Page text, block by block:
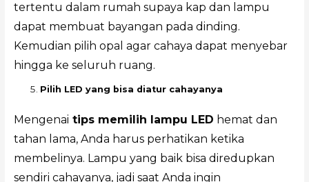
tertentu dalam rumah supaya kap dan lampu
dapat membuat bayangan pada dinding.
Kemudian pilih opal agar cahaya dapat menyebar
hingga ke seluruh ruang.
Pilih LED yang bisa diatur cahayanya
Mengenai tips memilih lampu LED hemat dan
tahan lama, Anda harus perhatikan ketika
membelinya. Lampu yang baik bisa diredupkan
sendiri cahayanya, jadi saat Anda ingin